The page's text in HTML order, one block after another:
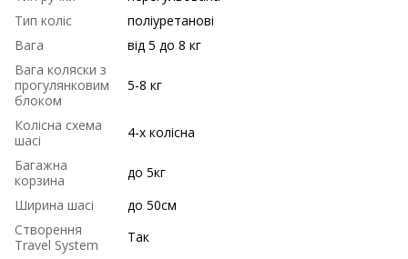
Тип коліс
поліуретанові
Вага
від 5 до 8 кг
Вага коляски з
прогулянковим
блоком
5-8 кг
Колісна схема
шасі
4-х колісна
Багажна
корзина
до 5кг
Ширина шасі
до 50см
Створення
Travel System
Так